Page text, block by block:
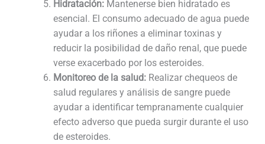
Hidratación: Mantenerse bien hidratado es
esencial. El consumo adecuado de agua puede
ayudar a los riñones a eliminar toxinas y
reducir la posibilidad de daño renal, que puede
verse exacerbado por los esteroides.
Monitoreo de la salud: Realizar chequeos de
salud regulares y análisis de sangre puede
ayudar a identificar tempranamente cualquier
efecto adverso que pueda surgir durante el uso
de esteroides.